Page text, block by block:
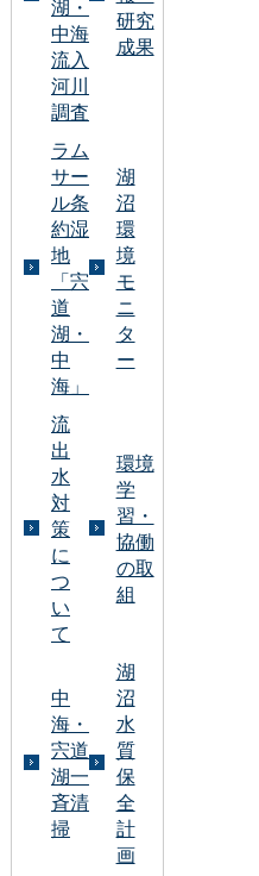
湖・
中海
流入
河川
調査
研究
成果
ラム
サー
ル条
約湿
地
「宍
道
湖・
中
海」
湖
沼
環
境
モ
ニ
タ
ー
流
出
水
対
策
に
つ
い
て
環境
学
習・
協働
の取
組
中
海・
宍道
湖一
斉清
掃
湖
沼
水
質
保
全
計
画